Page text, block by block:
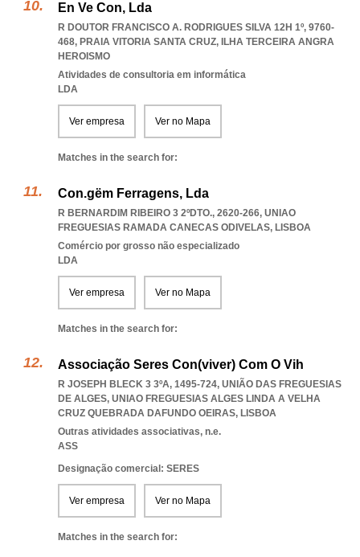
En Ve Con, Lda
R DOUTOR FRANCISCO A. RODRIGUES SILVA 12H 1º, 9760-
468, PRAIA VITORIA SANTA CRUZ, ILHA TERCEIRA ANGRA
HEROISMO
Atividades de consultoria em informática
LDA
Ver empresa Ver no Mapa
Matches in the search for:
Con.gëm Ferragens, Lda
R BERNARDIM RIBEIRO 3 2ºDTO., 2620-266, UNIAO
FREGUESIAS RAMADA CANECAS ODIVELAS, LISBOA
Comércio por grosso não especializado
LDA
Ver empresa Ver no Mapa
Matches in the search for:
Associação Seres Con(viver) Com O Vih
R JOSEPH BLECK 3 3ºA, 1495-724, UNIÃO DAS FREGUESIAS
DE ALGES, UNIAO FREGUESIAS ALGES LINDA A VELHA
CRUZ QUEBRADA DAFUNDO OEIRAS, LISBOA
Outras atividades associativas, n.e.
ASS
Designação comercial: SERES
Ver empresa Ver no Mapa
Matches in the search for: